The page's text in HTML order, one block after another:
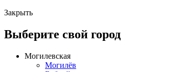
Закрыть
Выберите свой город
Могилевская
Могилёв